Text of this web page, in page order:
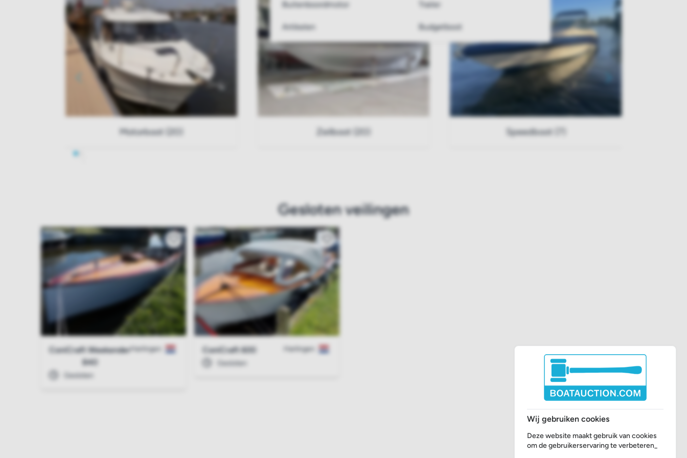
Buitenboordmotor Trailer
Artikelen Budgetboot
Motorboot (20) Zeilboot (20) Speedboot (7)
Gesloten veilingen
ConiCraft Weekender
840
Harlingen
Gesloten
ConiCraft 600
Harlingen
Gesloten
Wij gebruiken cookies
Deze website maakt gebruik van cookies
om de gebruikerservaring te verbeteren_